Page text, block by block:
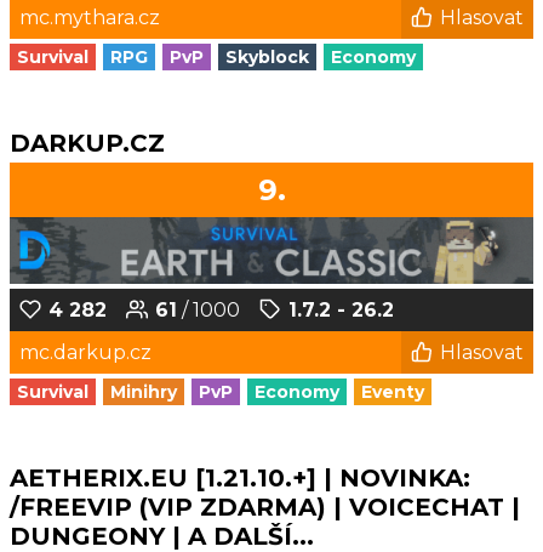
mc.mythara.cz
Hlasovat
Survival RPG PvP Skyblock Economy
DARKUP.CZ
9.
4 282 61 / 1000
1.7.2 - 26.2
mc.darkup.cz
Hlasovat
Survival Minihry PvP Economy Eventy
AETHERIX.EU [1.21.10.+] | NOVINKA:
/FREEVIP (VIP ZDARMA) | VOICECHAT |
DUNGEONY | A DALŠÍ...